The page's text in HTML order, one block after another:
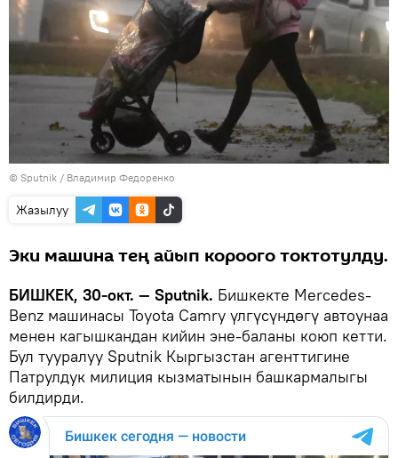
© Sputnik / Владимир Федоренко
Жазылуу
Эки машина тең айып короого токтотулду.
БИШКЕК, 30-окт. — Sputnik. Бишкекте Mercedes-
Benz машинасы Toyota Camry үлгүсүндөгү автоунаа
менен кагышкандан кийин эне-баланы коюп кетти.
Бул тууралуу Sputnik Кыргызстан агенттигине
Патрулдук милиция кызматынын башкармалыгы
билдирди.